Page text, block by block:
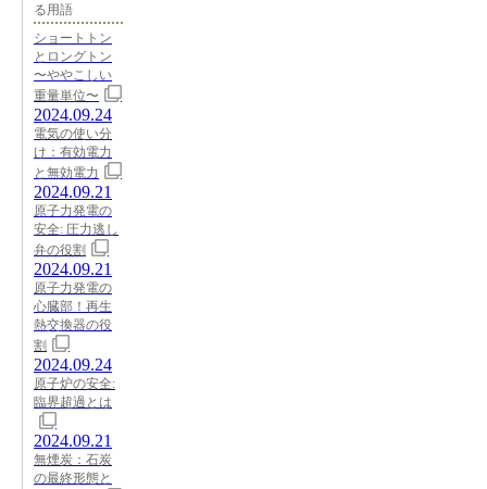
る用語
ショートトン
とロングトン
〜ややこしい
重量単位〜
2024.09.24
電気の使い分
け：有効電力
と無効電力
2024.09.21
原子力発電の
安全: 圧力逃し
弁の役割
2024.09.21
原子力発電の
心臓部！再生
熱交換器の役
割
2024.09.24
原子炉の安全:
臨界超過とは
2024.09.21
無煙炭：石炭
の最終形態と